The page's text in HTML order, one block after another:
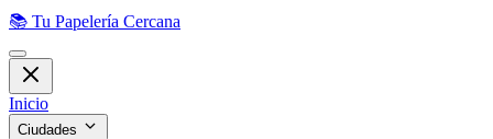
📚 Tu Papelería Cercana
Inicio
Ciudades